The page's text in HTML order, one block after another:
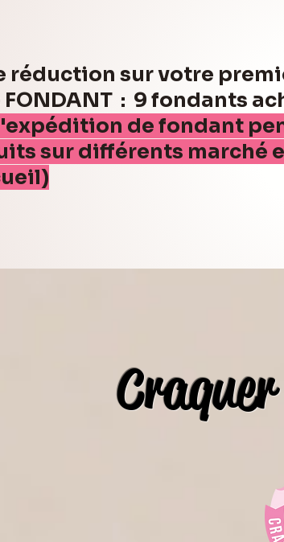
réduction sur votre
: 9 fondants
de fondant
sur différents marché